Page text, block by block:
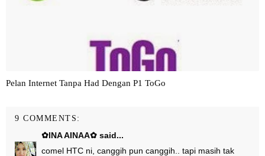
Pelan Internet Tanpa Had Dengan P1 ToGo
9 COMMENTS:
✿INA AINAA✿ said...
comel HTC ni, canggih pun canggih.. tapi masih tak